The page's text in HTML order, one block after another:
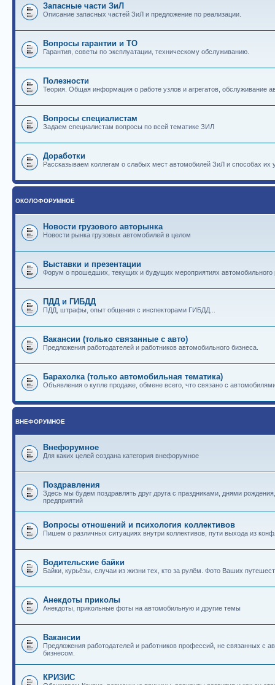
Запасные части ЗиЛ
Описание запасных частей ЗиЛ и предложение по реализации.
Вопросы гарантии и ТО
Гарантия, советы по эксплуатации, техническому обслуживанию.
Полезности
Теория. Общая информация о работе узлов и агрегатов, обслуживание
Вопросы специалистам
Задаем специалистам вопросы по всей тематике ЗИЛ
Доработки
Рассказываем коллегам о слабых мест автомобилей ЗиЛ и способах их
ОКОЛОФОРУМНОЕ
Новости грузового авторынка
Новости рынка грузовых автомобилей в целом
Выставки и презентации
Форум о прошедших, текущих и будущих мероприятиях автомобильного
ПДД и ГИБДД
ПДД, штрафы, опыт общения с инспекторами ГИБДД...
Вакансии (только связанные с авто)
Предложения работодателей и работников автомобильного бизнеса.
Барахолка (только автомобильная тематика)
Объявления о купле продаже, обмене всего, что связано с
ВНЕФОРУМНОЕ
Внефорумное
Для каких целей создана категория внефорумное
Поздравления
Здесь мы будем поздравлять друг друга с праздниками, днями
предприятий
Вопросы отношений и психология коллективов
Пишем о различных ситуациях внутри коллективов, пути выхода из
Водительские байки
Байки, курьёзы, случаи из жизни тех, кто за рулём. Фото Ваших
Анекдоты приколы
Анекдоты, прикольные фоты на автомобильную и другие темы
Вакансии
Предложения работодателей и работников профессий, не связанных с
бизнесом.
КРИЗИС